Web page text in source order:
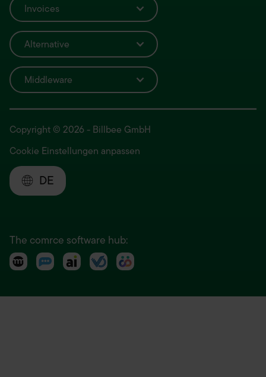
Invoices
Alternative
Middleware
Copyright © 2026 - Billbee GmbH
Cookie Einstellungen anpassen
DE
The comrce software hub: